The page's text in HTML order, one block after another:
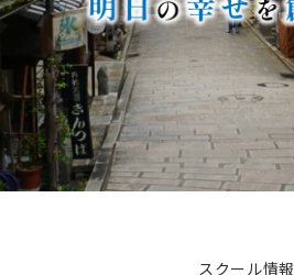
スクール情報